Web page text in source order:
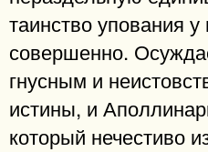
таинство упования
совершенно.
гнусным и
истины, и
который нечестиво